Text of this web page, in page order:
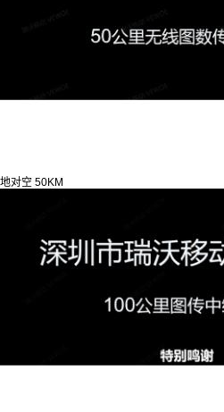
地对空 50KM